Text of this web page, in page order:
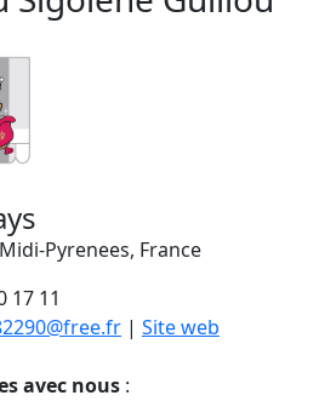
Pyrenees, France
17 11
| Site web
avec nous :